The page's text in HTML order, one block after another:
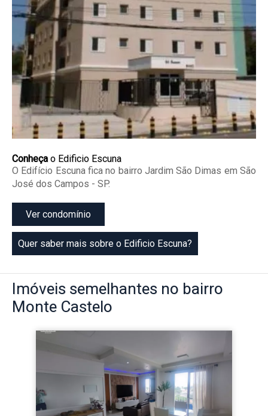
Conheça o Edificio Escuna
O Edifício Escuna fica no bairro Jardim São Dimas em São
José dos Campos - SP.
Ver condomínio
Quer saber mais sobre o Edificio Escuna?
Imóveis semelhantes no bairro
Monte Castelo